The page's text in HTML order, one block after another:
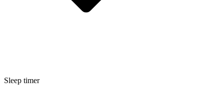
Sleep timer